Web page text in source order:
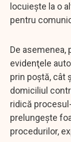
locuieşte la o
pentru
De asemenea,
evidenţele
prin poştă, cât
domiciliul
ridică
prelungeşte
procedurilor,